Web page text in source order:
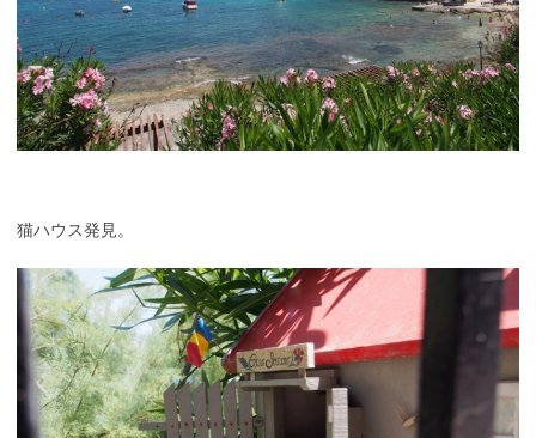
猫ハウス発見。